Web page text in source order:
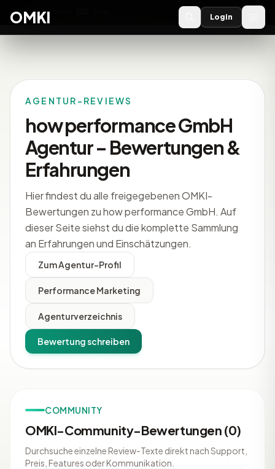
OMKI 2027
OMKI Login
AGENTUR-REVIEWS
how performance GmbH
Agentur – Bewertungen &
Erfahrungen
Hier findest du alle freigegebenen OMKI-
Bewertungen zu how performance GmbH. Auf
dieser Seite siehst du die komplette Sammlung
an Erfahrungen und Einschätzungen.
Zum Agentur-Profil
Performance Marketing
Agenturverzeichnis
Bewertung schreiben
COMMUNITY
OMKI-Community-Bewertungen (0)
Durchsuche einzelne Review-Texte direkt nach Support,
Preis, Features oder Kommunikation.